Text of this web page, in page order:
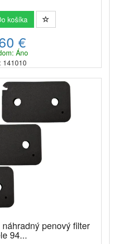
košíka
€
Áno
141010
penový filter
94...